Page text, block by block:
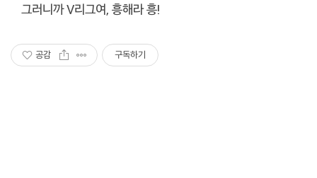
그러니까 V리그여, 흥해라 흥!
공감 구독하기